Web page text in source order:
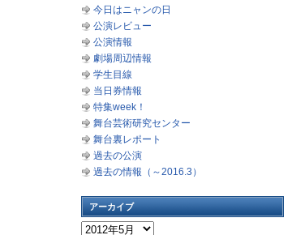
今日はニャンの日
公演レビュー
公演情報
劇場周辺情報
学生目線
当日券情報
特集week！
舞台芸術研究センター
舞台裏レポート
過去の公演
過去の情報（～2016.3）
アーカイブ
ア